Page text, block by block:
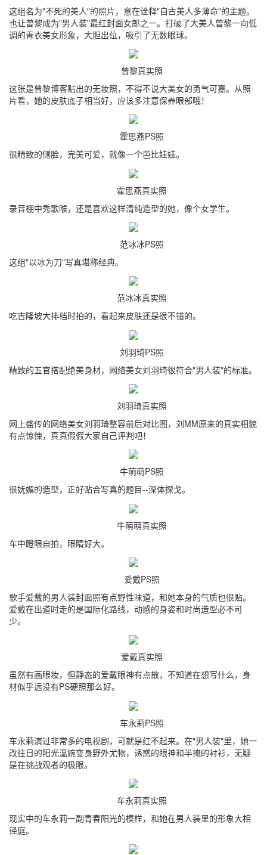
这组名为"不死的美人"的照片，意在诠释"自古美人多薄命"的主题。
也让曾黎成为"男人装"最红封面女郎之一。打破了大美人曾黎一向低
调的青衣美女形象，大胆出位，吸引了无数眼球。
曾黎真实照
这张是曾黎博客贴出的无妆照，不得不说大美女的勇气可嘉。从照
片看，她的皮肤底子相当好，应该多注意保养眼部哦！
霍思燕PS照
很精致的侧脸，完美可爱，就像一个芭比娃娃。
霍思燕真实照
录音棚中秀歌喉，还是喜欢这样清纯造型的她，像个女学生。
范冰冰PS照
这组"以冰为刀"写真堪称经典。
范冰冰真实照
吃吉隆坡大排档时拍的，看起来皮肤还是很不错的。
刘羽琦PS照
精致的五官搭配绝美身材，网络美女刘羽琦很符合"男人装"的标准。
刘羽琦真实照
网上盛传的网络美女刘羽琦整容前后对比图，刘MM原来的真实相貌
有点惊悚，真真假假大家自己评判吧！
牛萌萌PS照
很妩媚的造型，正好贴合写真的题目--深体探戈。
牛萌萌真实照
车中瞪眼自拍，眼睛好大。
爱戴PS照
歌手爱戴的男人装封面照有点野性味道，和她本身的气质也很贴。
爱戴在出道时走的是国际化路线，动感的身姿和时尚造型必不可
少。
爱戴真实照
虽然有画眼妆，但静态的爱戴眼神有点散，不知道在想写什么，身
材似乎远没有PS硬照那么好。
车永莉PS照
车永莉演过非常多的电视剧，可就是红不起来。在"男人装"里，她一
改往日的阳光温婉变身野外尤物，诱惑的眼神和半掩的衬衫，无疑
是在挑战观者的极限。
车永莉真实照
现实中的车永莉一副青春阳光的模样，和她在男人装里的形象大相
径庭。